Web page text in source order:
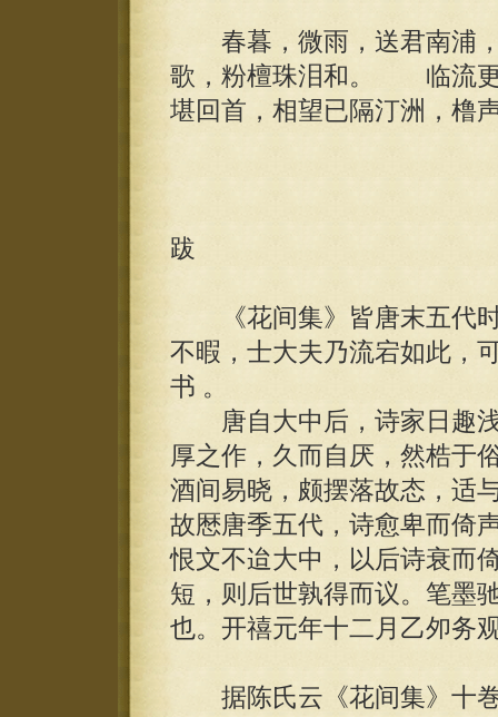
春暮，微雨，送君南浦，
歌，粉檀珠泪和。 临流更
堪回首，相望已隔汀洲，橹
跋
《花间集》皆唐末五代时
不暇，士大夫乃流宕如此，
书 。
唐自大中后，诗家日趣浅
厚之作，久而自厌，然梏于
酒间易晓，颇摆落故态，适
故厯唐季五代，诗愈卑而倚
恨文不迨大中，以后诗衰而
短，则后世孰得而议。笔墨
也。开禧元年十二月乙夘务
据陈氏云《花间集》十巻